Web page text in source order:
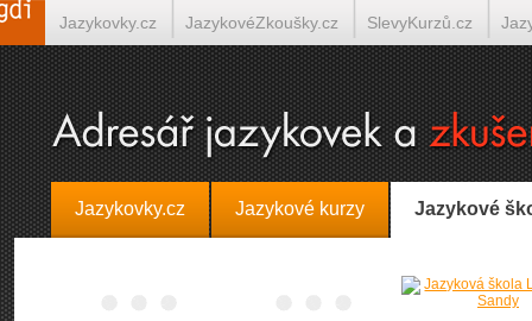
Jazykovky.cz Jazykové kurzy Jazykové
Jazykovky.cz JazykovéZkoušky.cz SlevyKurzů.cz
Španělština on-line Italština on-line Tlumočení-